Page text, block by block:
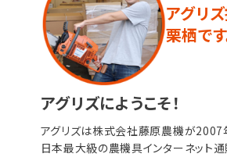
アグリ
栗栖です
アグリズにようこそ！
アグリズは株式会社藤原農機が2007
日本最大級の農機具インターネット通